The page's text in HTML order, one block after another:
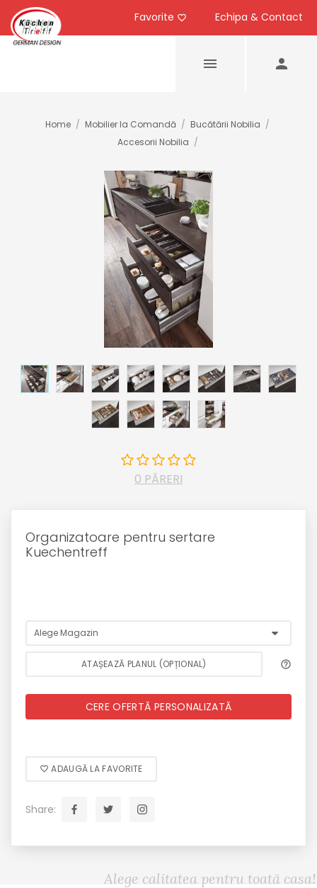
Echipa & Contact
Favorite
Home / Mobilier la Comandă / Bucătării Nobilia /
Accesorii Nobilia /
0 PĂRERI
Organizatoare pentru sertare
Kuechentreff
ATAȘEAZĂ PLANUL (OPȚIONAL)
CERE OFERTĂ PERSONALIZATĂ
ADAUGĂ LA FAVORITE
Share:
Alege calitatea pentru toată casa!